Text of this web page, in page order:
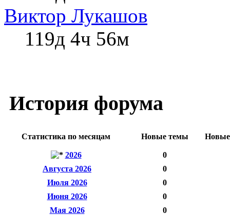
Виктор Лукашов
119д 4ч 56м
История форума
Статистика по месяцам Новые темы Новые
2026
0
Августа 2026
0
Июля 2026
0
Июня 2026
0
Мая 2026
0